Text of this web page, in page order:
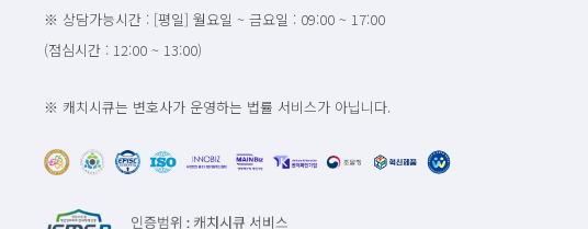
※ 상담가능시간 : [평일] 월요일 ~ 금요일 : 09:00 ~ 17:00
(점심시간 : 12:00 ~ 13:00)
※ 캐치시큐는 변호사가 운영하는 법률 서비스가 아닙니다.